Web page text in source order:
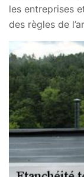
les entreprises
des règles de